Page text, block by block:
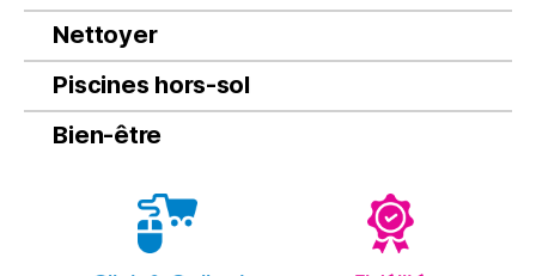
Nettoyer
Piscines hors-sol
Bien-être